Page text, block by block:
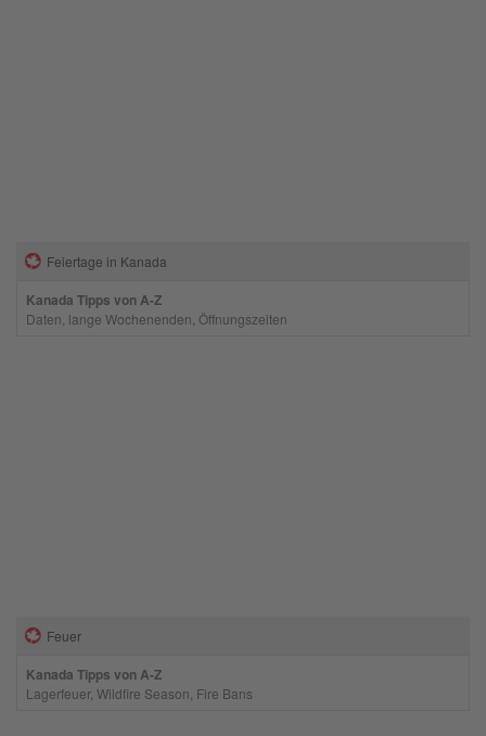
Feiertage in Kanada
Kanada Tipps von A-Z
Daten, lange Wochenenden, Öffnungszeiten
Feuer
Kanada Tipps von A-Z
Lagerfeuer, Wildfire Season, Fire Bans